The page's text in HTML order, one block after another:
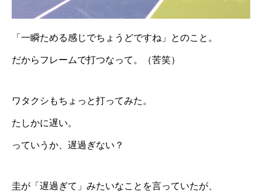
「一瞬ためる感じでちょうどですね」とのこと。
だからフレームで打つなって。（苦笑）
ワタクシもちょっと打ってみた。
たしかに遅い。
っていうか、遅過ぎない？
圭が「遅過ぎて」みたいなことを言っていたが、